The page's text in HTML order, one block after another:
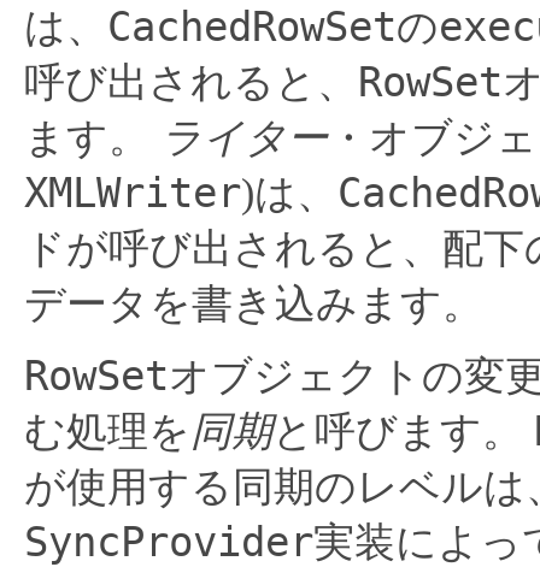
は、 CachedRowSetの
呼び出されると、 RowSet
ます。
ライター・オブジ
XMLWriter)は、
ドが呼び出されると、配
データを書き込みます。
RowSetオブジェクトの変
む処理を同期と呼びます。
が使用する同期のレベルは
SyncProvider実装によっ